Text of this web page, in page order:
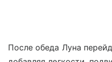
После обеда Луна